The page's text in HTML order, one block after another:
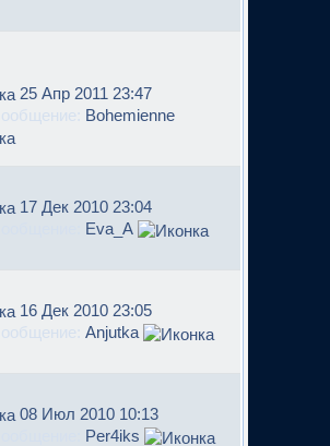
25 Апр 2011 23:47
Bohemienne
17 Дек 2010 23:04
Eva_A
16 Дек 2010 23:05
Anjutka
08 Июл 2010 10:13
Per4iks